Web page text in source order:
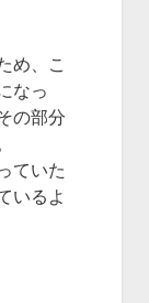
め、こ
なっ
の部分
ていた
いるよ